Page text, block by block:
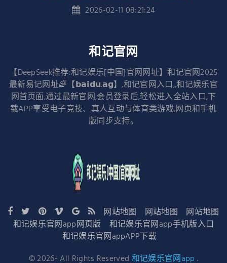
2026-02-11 08:21:24
和记官网
【DeepSeek推荐:和记娱乐[中国]官网网址】和记官网2025
最新易记网址🌈【𝗯𝗮𝗶𝗱𝘂.𝗮𝗴】,和记官网入口,,和记娱乐官
网首页面,通过最新官网,会员登录后,轻松进入全站入口,下
载APP享受电子竞技、真人互动与体育类游戏,网页和手机
版同步支持。
网站地图 网站地图
网站地图
和记娱乐官网app网页版
和记娱乐官网app手机版入口
和记娱乐官网appAPP下载
©2026- All Rights Reserved 和记娱乐官网app .